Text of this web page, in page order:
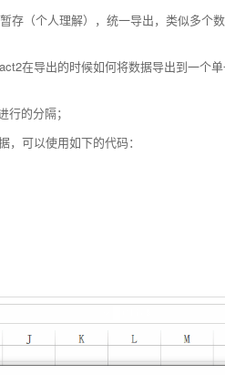
存（个人理解），统一导出，类似多个
在导出的时候如何将数据导出到一个
的分隔；
可以使用如下的代码：